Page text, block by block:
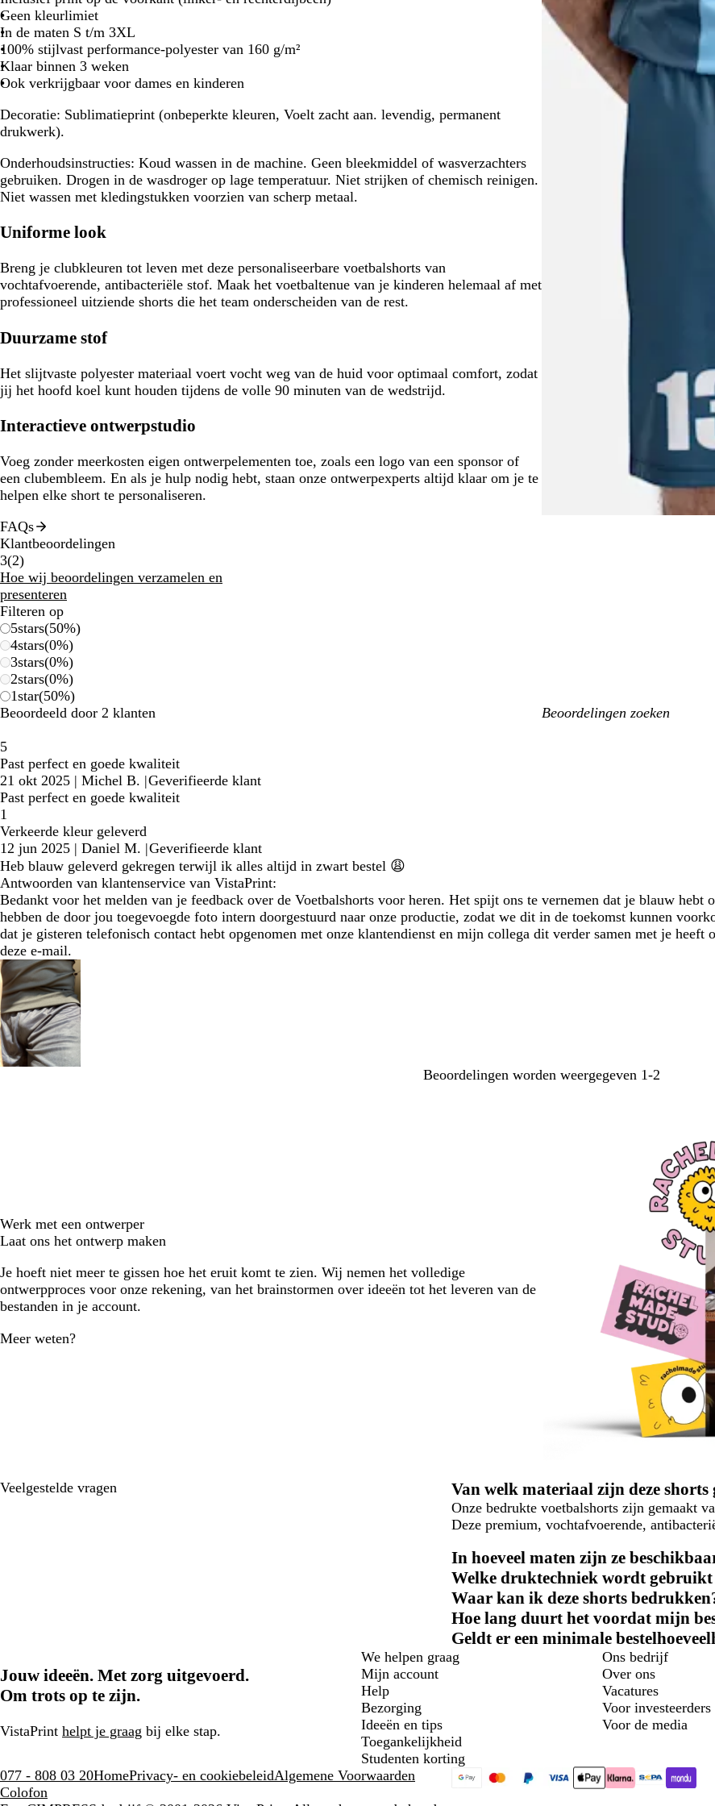
Geen kleurlimiet
In de maten S t/m 3XL
100% stijlvast performance-polyester van 160 g/m²
Klaar binnen 3 weken
Ook verkrijgbaar voor dames en kinderen
Decoratie: Sublimatieprint (onbeperkte kleuren, Voelt zacht aan. levendig, permanent
drukwerk).
Onderhoudsinstructies: Koud wassen in de machine. Geen bleekmiddel of wasverzachters
gebruiken. Drogen in de wasdroger op lage temperatuur. Niet strijken of chemisch reinigen.
Niet wassen met kledingstukken voorzien van scherp metaal.
Uniforme look
Breng je clubkleuren tot leven met deze personaliseerbare voetbalshorts van
vochtafvoerende, antibacteriële stof. Maak het voetbaltenue van je kinderen helemaal af met
professioneel uitziende shorts die het team onderscheiden van de rest.
Duurzame stof
Het slijtvaste polyester materiaal voert vocht weg van de huid voor optimaal comfort, zodat
jij het hoofd koel kunt houden tijdens de volle 90 minuten van de wedstrijd.
Interactieve ontwerpstudio
Voeg zonder meerkosten eigen ontwerpelementen toe, zoals een logo van een sponsor of
een clubembleem. En als je hulp nodig hebt, staan onze ontwerpexperts altijd klaar om je te
helpen elke short te personaliseren.
FAQs
Klantbeoordelingen
3(22
klantbeoordelingen
)
Hoe wij beoordelingen verzamelen en
presenteren
Filteren op
5stars(50%)
4stars(0%)
3stars(0%)
2stars(0%)
1star(50%)
Beoordeeld door 2 klanten
Mijn
5
Past perfect en goede kwaliteit
21 okt 2025 | Michel B. |Geverifieerde klant
Past perfect en goede kwaliteit
1
Verkeerde kleur geleverd
12 jun 2025 | Daniel M. |Geverifieerde klant
Heb blauw geleverd gekregen terwijl ik alles altijd in zwart bestel 😩
Antwoorden van klantenservice van VistaPrint:
Bedankt voor het melden van je feedback over de Voetbalshorts voor heren. Het spijt ons te vernemen dat je blauw
hebben de door jou toegevoegde foto intern doorgestuurd naar onze productie, zodat we dit in de toekomst kunnen
dat je gisteren telefonisch contact hebt opgenomen met onze klantendienst en mijn collega dit verder samen met je heeft
deze e-mail.
Beoordelingen worden weergegeven 1-2
Werk met een ontwerper
Laat ons het ontwerp maken
Je hoeft niet meer te gissen hoe het eruit komt te zien. Wij nemen het volledige
ontwerpproces voor onze rekening, van het brainstormen over ideeën tot het leveren van de
bestanden in je account.
Meer weten?
Veelgestelde vragen Van welk materiaal zijn deze shorts
Onze bedrukte voetbalshorts zijn gemaakt
Deze premium, vochtafvoerende,
In hoeveel maten zijn ze
Welke druktechniek wordt gebruikt
Waar kan ik deze shorts
Hoe lang duurt het voordat mijn
Geldt er een minimale
Jouw ideeën. Met zorg uitgevoerd.
Om trots op te zijn.
VistaPrint helpt je graag bij elke stap.
We helpen graag
Mijn account
Help
Bezorging
Ideeën en tips
Toegankelijkheid
Studenten korting
Ons bedrijf
Over ons
Vacatures
Voor investeerders
Voor de media
077 - 808 03 20HomePrivacy- en cookiebeleidAlgemene Voorwaarden
Colofon